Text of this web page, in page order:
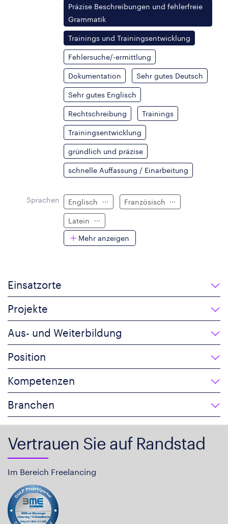
Präzise Beschreibungen und fehlerfreie
Grammatik
Trainings und Trainingsentwicklung
Fehlersuche/-ermittlung
Dokumentation Sehr gutes Deutsch
Sehr gutes Englisch
Rechtschreibung Trainings
Trainingsentwicklung
gründlich und präzise
schnelle Auffassung / Einarbeitung
Sprachen Englisch Französisch
Latein
Mehr anzeigen
Einsatzorte
Projekte
Aus- und Weiterbildung
Position
Kompetenzen
Branchen
Vertrauen Sie auf Randstad
Im Bereich Freelancing